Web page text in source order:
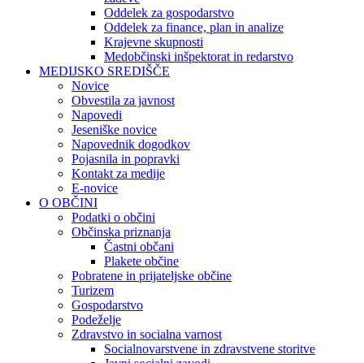
Oddelek za gospodarstvo
Oddelek za finance, plan in analize
Krajevne skupnosti
Medobčinski inšpektorat in redarstvo
MEDIJSKO SREDIŠČE
Novice
Obvestila za javnost
Napovedi
Jeseniške novice
Napovednik dogodkov
Pojasnila in popravki
Kontakt za medije
E-novice
O OBČINI
Podatki o občini
Občinska priznanja
Častni občani
Plakete občine
Pobratene in prijateljske občine
Turizem
Gospodarstvo
Podeželje
Zdravstvo in socialna varnost
Socialnovarstvene in zdravstvene storitve